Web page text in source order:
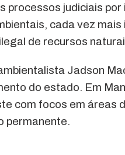
processos judiciais
cada vez
de recursos
Jadson
do estado. Em
com focos em áreas
permanente.